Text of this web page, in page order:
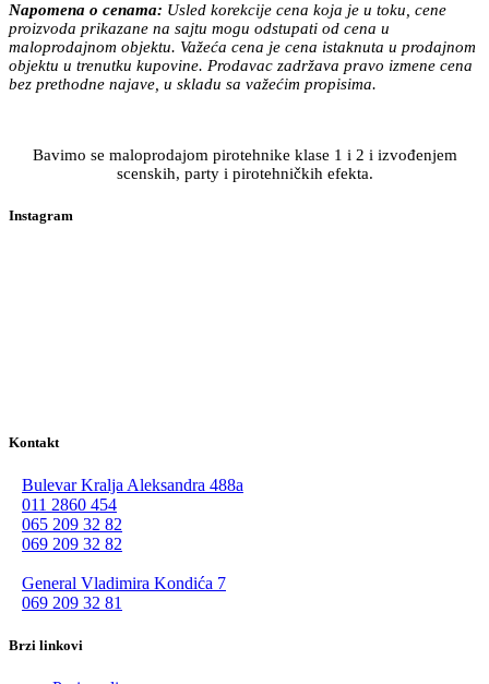
Napomena o cenama: Usled korekcije cena koja je u toku, cene
proizvoda prikazane na sajtu mogu odstupati od cena u
maloprodajnom objektu. Važeća cena je cena istaknuta u prodajnom
objektu u trenutku kupovine. Prodavac zadržava pravo izmene cena
bez prethodne najave, u skladu sa važećim propisima.
Bavimo se maloprodajom pirotehnike klase 1 i 2 i izvođenjem
scenskih, party i pirotehničkih efekta.
Instagram
Kontakt
Bulevar Kralja Aleksandra 488a
011 2860 454
065 209 32 82
069 209 32 82
General Vladimira Kondića 7
069 209 32 81
Brzi linkovi